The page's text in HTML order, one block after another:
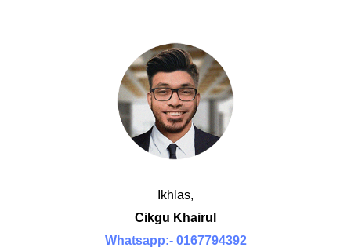
Ikhlas,
Cikgu Khairul
Whatsapp:- 0167794392